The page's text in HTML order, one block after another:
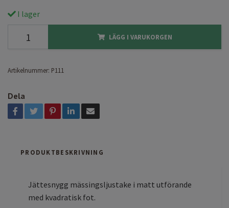
I lager
LÄGG I VARUKORGEN
Artikelnummer: P111
Dela
PRODUKTBESKRIVNING
Jättesnygg mässingsljustake i matt utförande
med kvadratisk fot.